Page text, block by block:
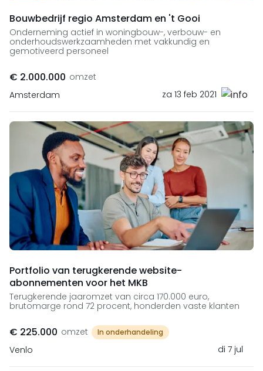
Bouwbedrijf regio Amsterdam en 't Gooi
Onderneming actief in woningbouw-, verbouw- en
onderhoudswerkzaamheden met vakkundig en
gemotiveerd personeel
€ 2.000.000 omzet
Amsterdam
za 13 feb 2021
Portfolio van terugkerende website-
abonnementen voor het MKB
Terugkerende jaaromzet van circa 170.000 euro,
brutomarge rond 72 procent, honderden vaste klanten
€ 225.000 omzet In onderhandeling
Venlo di 7 jul